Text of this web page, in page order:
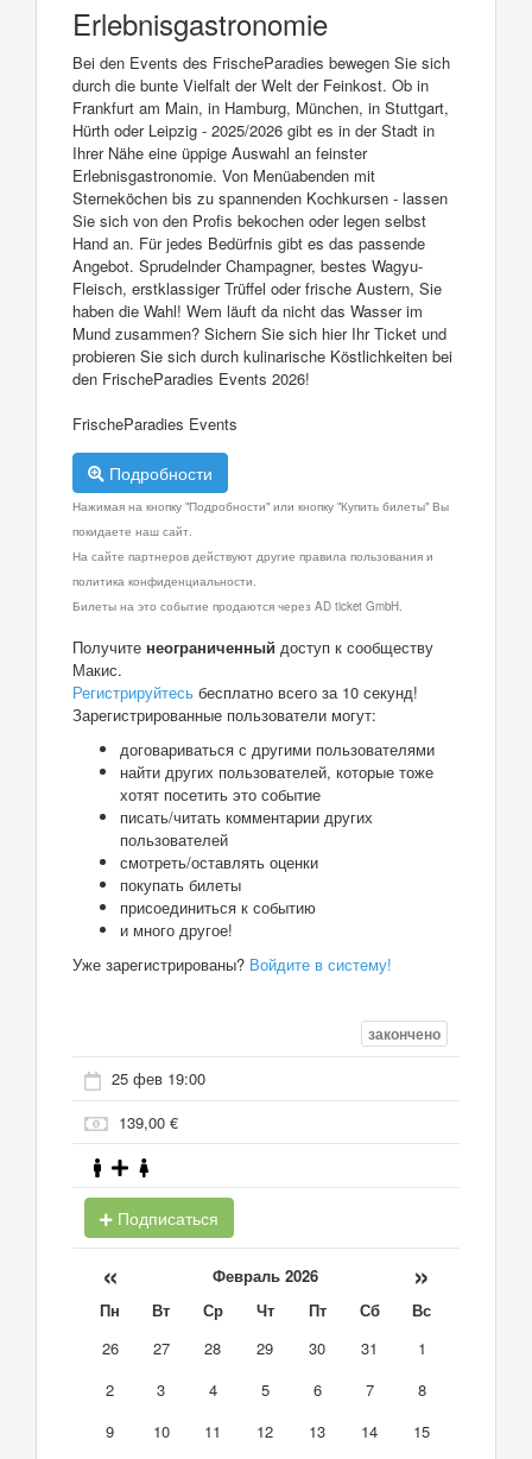
Erlebnisgastronomie
Bei den Events des FrischeParadies bewegen Sie sich
durch die bunte Vielfalt der Welt der Feinkost. Ob in
Frankfurt am Main, in Hamburg, München, in Stuttgart,
Hürth oder Leipzig - 2025/2026 gibt es in der Stadt in
Ihrer Nähe eine üppige Auswahl an feinster
Erlebnisgastronomie. Von Menüabenden mit
Sterneköchen bis zu spannenden Kochkursen - lassen
Sie sich von den Profis bekochen oder legen selbst
Hand an. Für jedes Bedürfnis gibt es das passende
Angebot. Sprudelnder Champagner, bestes Wagyu-
Fleisch, erstklassiger Trüffel oder frische Austern, Sie
haben die Wahl! Wem läuft da nicht das Wasser im
Mund zusammen? Sichern Sie sich hier Ihr Ticket und
probieren Sie sich durch kulinarische Köstlichkeiten bei
den FrischeParadies Events 2026!
FrischeParadies Events
Подробности
Нажимая на кнопку "Подробности" или кнопку "Купить билеты" Вы
покидаете наш сайт.
На сайте партнеров действуют другие правила пользования и
политика конфиденциальности.
Билеты на это событие продаются через AD ticket GmbH.
Получите неограниченный доступ к сообществу
Макис.
Регистрируйтесь бесплатно всего за 10 секунд!
Зарегистрированные пользователи могут:
договариваться с другими пользователями
найти других пользователей, которые тоже
хотят посетить это событие
писать/читать комментарии других
пользователей
смотреть/оставлять оценки
покупать билеты
присоединиться к событию
и много другое!
Уже зарегистрированы? Войдите в систему!
закончено
25 фев 19:00
139,00 €
Подписаться
« Февраль 2026 »
Пн Вт Ср Чт Пт Сб
Вс
26
27 28 29 30 31
1
2
3 4 5 6 7
8
9
10 11 12 13 14
15